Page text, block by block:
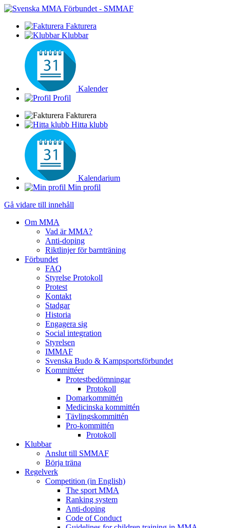
Fakturera
Klubbar
Kalender
Profil
Fakturera
Hitta klubb
Kalendarium
Min profil
Gå vidare till innehåll
Om MMA
Vad är MMA?
Anti-doping
Riktlinjer för barnträning
Förbundet
FAQ
Styrelse Protokoll
Protest
Kontakt
Stadgar
Historia
Engagera sig
Social integration
Styrelsen
IMMAF
Svenska Budo & Kampsportsförbundet
Kommittéer
Protestbedömningar
Protokoll
Domarkommittén
Medicinska kommittén
Tävlingskommittén
Pro-kommittén
Protokoll
Klubbar
Anslut till SMMAF
Börja träna
Regelverk
Competition (in English)
The sport MMA
Ranking system
Anti-doping
Code of Conduct